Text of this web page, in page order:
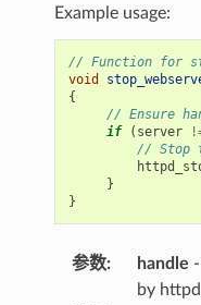
Example usage:
// Function for
void
{
// Ensure
if
( server
// Stop
}
}
参数: handle
by